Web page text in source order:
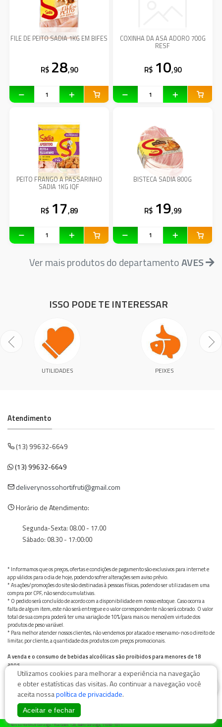
FILE DE PEITO SADIA 1KG EM BIFES
R$ 28,90
COXINHA DA ASA ADORO 700G
RESF
R$ 10,90
PEITO FRANGO A PASSARINHO
SADIA 1KG IQF
R$ 17,89
BISTECA SADIA 800G
R$ 19,99
Ver mais produtos do departamentoAVES
ISSO PODE TE INTERESSAR
UTILIDADES PEIXES
Atendimento
(13) 99632-6649
(13) 99632-6649
deliverynossohortifruti@gmail.com
Horário de Atendimento:
Segunda-Sexta: 08.00 - 17.00
Sábado: 08.30 - 17:00:00
* Informamos que os preços, ofertas e condições de pagamento são exclusivos para internet e
app válidos para o dia de hoje, podendo sofrer alterações sem aviso prévio.
* As ações/promoções do site são destinadas à pessoas físicas, podendo ser utilizadas em uma
compra por CPF, não sendo cumulativas.
* O pedido será concluído de acordo com a disponibilidade em nosso estoque. Caso ocorra a
falta de algum item, este não será entregue e o valor correspondente não será cobrado. O valor
total de sua compra poderá ter uma variação de 10% (para mais ou menos) em virtude dos
produtos de peso variável.
* Para melhor atender nossos clientes, não vendemos por atacado e reservamo-nos o direito de
limitar, por cliente, a quantidade dos produtos com preços promocionais.
A venda e o consumo de bebidas alcoólicas são proibidos para menores de 18
anos.
Bebida alcoólica pode causar dependência química e, em excesso, provoca graves males à saúde.
Beba com moderação
© Nosso Hortifruti Gonzaga / Rua Goiás 128, Bairro Gonzaga, 11050-101 -
Utilizamos cookies para melhorar a experiência na navegação
e obter estatísticas das visitas. Ao continuar a navegação você
aceita nossapolítica de privacidade.
Aceitar e fechar